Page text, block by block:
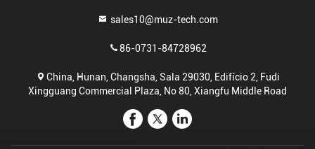
sales10@muz-tech.com
86-0731-84728962
China, Hunan, Changsha, Sala 29030, Edifício 2, Fudi
Xingguang Commercial Plaza, No 80, Xiangfu Middle Road